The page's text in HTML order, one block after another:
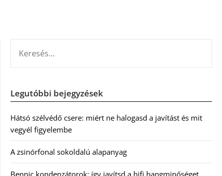
Legutóbbi bejegyzések
Hátsó szélvédő csere: miért ne halogasd a javítást és mit
vegyél figyelembe
A zsinórfonal sokoldalú alapanyag